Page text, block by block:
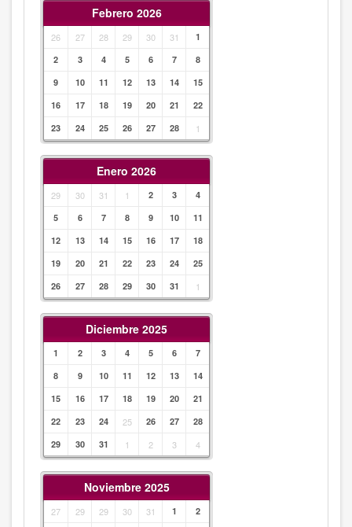
Febrero 2026
26 27 28 29 30 31
1
2
3 4 5 6 7
8
9
10 11 12 13 14
15
16
17 18 19 20 21
22
23
24 25 26 27 28 1
Enero 2026
29 30 31 1 2 3
4
5
6 7 8 9 10
11
12
13 14 15 16 17
18
19
20 21 22 23 24
25
26
27 28 29 30 31 1
Diciembre 2025
1 2 3 4 5 6
7
8
9 10 11 12 13
14
15
16 17 18 19 20
21
22
23 24 25 26 27
28
29
30 31 1 2 3 4
Noviembre 2025
27 29 29 30 31 1
2